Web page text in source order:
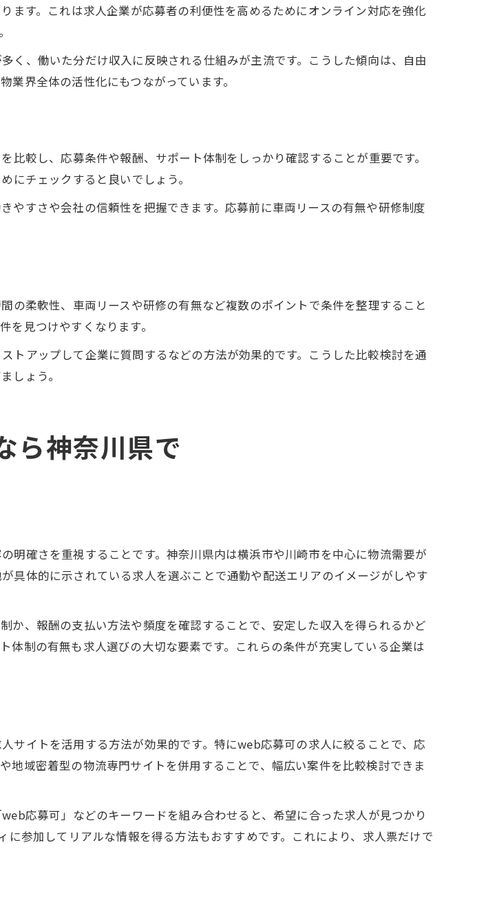
求人を神奈川で選ぶコツ
高収入案件チェック方法
物求人で収入重視の選択肢
高収入ドライバー求人特集
貨物求人の探し方
求人で未経験が活躍できる理由
未経験歓迎求人の特徴
未経験が安心なサポート体制
す。これは求人企業が応募者の利便性を高めるためにオンライン対応を強化
く、働いた分だけ収入に反映される仕組みが主流です。こうした傾向は、自由
界全体の活性化にもつながっています。
較し、応募条件や報酬、サポート体制をしっかり確認することが重要です。
にチェックすると良いでしょう。
やすさや会社の信頼性を把握できます。応募前に車両リースの有無や研修制度
柔軟性、車両リースや研修の有無など複数のポイントで条件を整理すること
を見つけやすくなります。
トアップして企業に質問するなどの方法が効果的です。こうした比較検討を通
しょう。
ら神奈川県で
明確さを重視することです。神奈川県内は横浜市や川崎市を中心に物流需要が
具体的に示されている求人を選ぶことで通勤や配送エリアのイメージがしやす
か、報酬の支払い方法や頻度を確認することで、安定した収入を得られるかど
体制の有無も求人選びの大切な要素です。これらの条件が充実している企業は
サイトを活用する方法が効果的です。特にweb応募可の求人に絞ることで、応
域密着型の物流専門サイトを併用することで、幅広い案件を比較検討できま
応募可」などのキーワードを組み合わせると、希望に合った求人が見つかり
参加してリアルな情報を得る方法もおすすめです。これにより、求人票だけで
い合わせはこちら
い合わせはこちら